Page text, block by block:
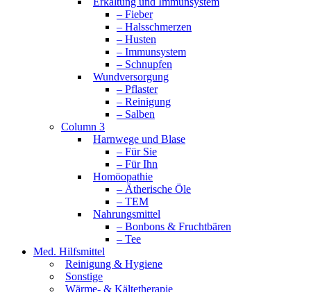
– Fieber
– Halsschmerzen
– Husten
– Immunsystem
– Schnupfen
Wundversorgung
– Pflaster
– Reinigung
– Salben
Column 3
Harnwege und Blase
– Für Sie
– Für Ihn
Homöopathie
– Ätherische Öle
– TEM
Nahrungsmittel
– Bonbons & Fruchtbären
– Tee
Med. Hilfsmittel
Reinigung & Hygiene
Sonstige
Wärme- & Kältetherapie